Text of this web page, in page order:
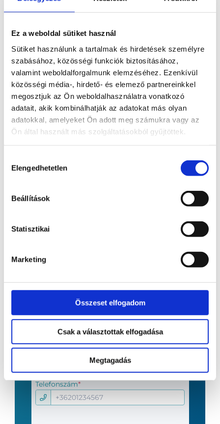
Ez a weboldal sütiket használ
Sütiket használunk a tartalmak és hirdetések személyre
szabásához, közösségi funkciók biztosításához,
valamint weboldalforgalmunk elemzéséhez. Ezenkívül
közösségi média-, hirdető- és elemező partnereinkkel
megosztjuk az Ön weboldalhasználatra vonatkozó
adatait, akik kombinálhatják az adatokat más olyan
adatokkal, amelyeket Ön adott meg számukra vagy az
Ön által használt más szolgáltatásokból gyűjtöttek.
kiválasztása
Elengedhetetlen
Beállítások
Statisztikai
Marketing
Összeset elfogadom
Csak a választottak elfogadása
Megtagadás
0Ft
havi szolgáltatási díj
Nincs hűségidő!
Minimum kártyaforgalmi elvárás Nincs /
hó.
+ Bankközi jutalék és Kártyatársasági díj**
" " a kötelező mezőket jelöli
Adószám
Keresztnév*
Telefonszám*